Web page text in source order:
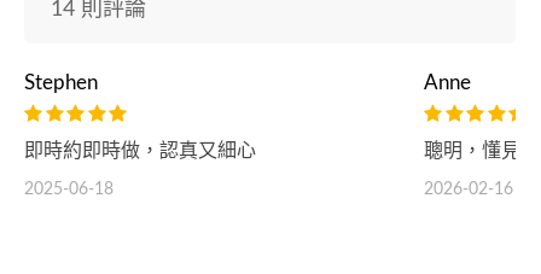
14 則評論
Stephen
即時約即時做，認真又細心
2025-06-18
Anne
聰明，懂見
2026-02-16